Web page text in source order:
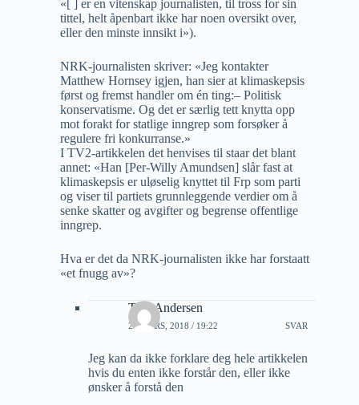
«[ ] er en vitenskap journalisten, til tross for sin
tittel, helt åpenbart ikke har noen oversikt over,
eller den minste innsikt i»).
NRK-journalisten skriver: «Jeg kontakter
Matthew Hornsey igjen, han sier at klimaskepsis
først og fremst handler om én ting:– Politisk
konservatisme. Og det er særlig tett knytta opp
mot forakt for statlige inngrep som forsøker å
regulere fri konkurranse.»
I TV2-artikkelen det henvises til staar det blant
annet: «Han [Per-Willy Amundsen] slår fast at
klimaskepsis er uløselig knyttet til Frp som parti
og viser til partiets grunnleggende verdier om å
senke skatter og avgifter og begrense offentlige
inngrep.
Hva er det da NRK-journalisten ikke har forstaatt
«et fnugg av»?
Tore Andersen
20 MARS, 2018 / 19:22 SVAR
Jeg kan da ikke forklare deg hele artikkelen
hvis du enten ikke forstår den, eller ikke
ønsker å forstå den